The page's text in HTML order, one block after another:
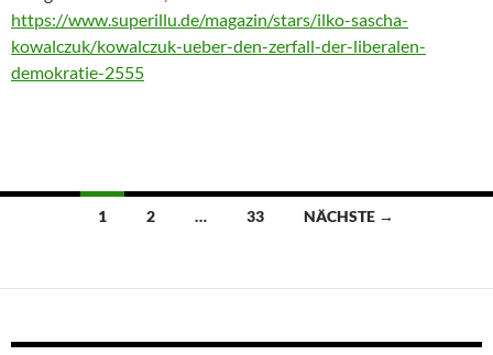
https://www.superillu.de/magazin/stars/ilko-sascha-
kowalczuk/kowalczuk-ueber-den-zerfall-der-liberalen-
demokratie-2555
Beitragsnavigation
1 2 … 33 NÄCHSTE →